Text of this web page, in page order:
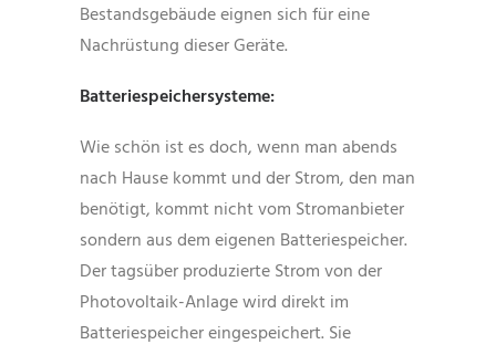
Bestandsgebäude eignen sich für eine
Nachrüstung dieser Geräte.
Batteriespeichersysteme:
Wie schön ist es doch, wenn man abends
nach Hause kommt und der Strom, den man
benötigt, kommt nicht vom Stromanbieter
sondern aus dem eigenen Batteriespeicher.
Der tagsüber produzierte Strom von der
Photovoltaik-Anlage wird direkt im
Batteriespeicher eingespeichert. Sie